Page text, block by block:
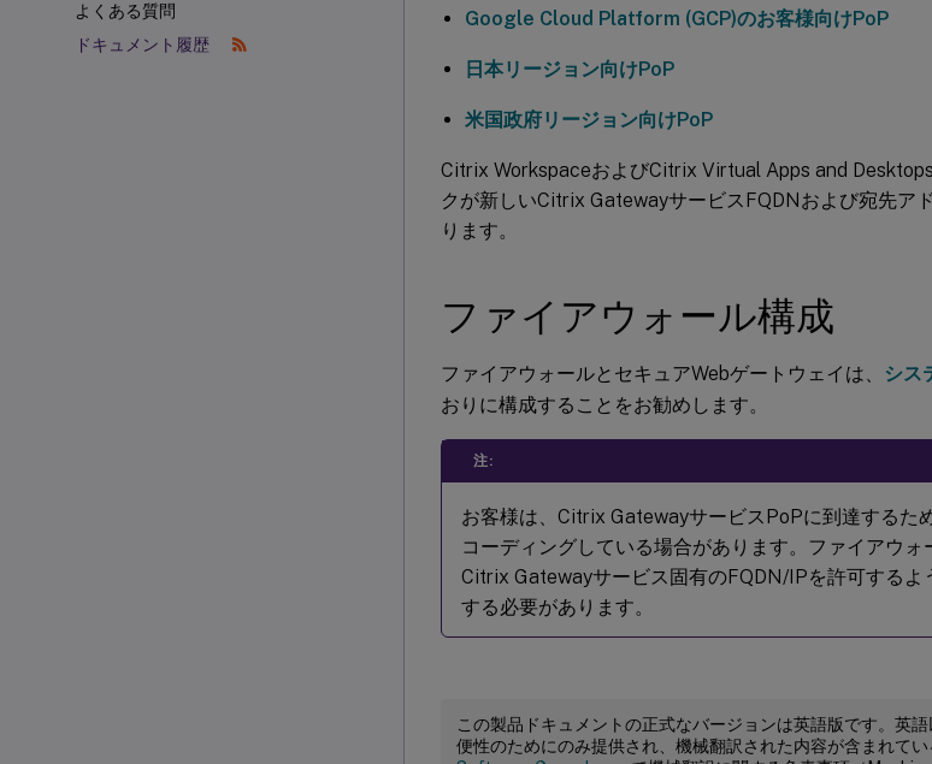
よくある質問
ドキュメント履歴
Google Cloud Platform (GCP)のお客様向けPoP
日本リージョン向けPoP
米国政府リージョン向けPoP
Citrix WorkspaceおよびCitrix Virtual Apps and
クが新しいCitrix GatewayサービスFQDNおよび宛先ア
ります。
ファイアウォール構成
ファイアウォールとセキュアWebゲートウェイは、 シス
おりに構成することをお勧めします。
注:
お客様は、Citrix GatewayサービスPoPに到達するた
コーディングしている場合があります。ファイアウ
Citrix Gatewayサービス固有のFQDN/IPを許可する
する必要があります。
この製品ドキュメントの正式なバージョンは英語版です。英
便性のためにのみ提供され、機械翻訳された内容が含まれてい